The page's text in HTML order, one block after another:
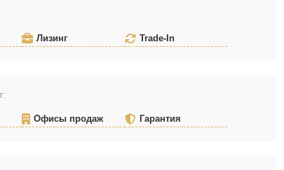
Лизинг Trade-In
Офисы продаж Гарантия